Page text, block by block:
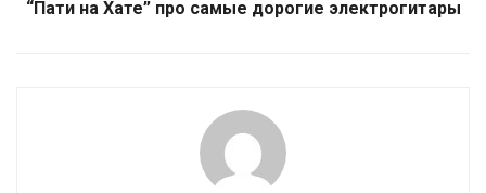
“Пати на Хате” про самые дорогие электрогитары